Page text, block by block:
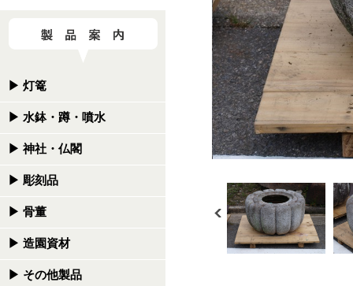
▶ 灯篭
▶ 水鉢・蹲・噴水
▶ 神社・仏閣
▶ 彫刻品
▶ 骨董
▶ 造園資材
▶ その他製品